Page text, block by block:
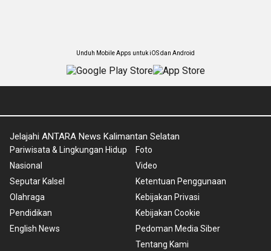
Unduh Mobile Apps untuk iOS dan Android
Jelajahi ANTARA News Kalimantan Selatan
Pariwisata & Lingkungan Hidup
Nasional
Seputar Kalsel
Olahraga
Pendidikan
English News
Foto
Video
Ketentuan Penggunaan
Kebijakan Privasi
Kebijakan Cookie
Pedoman Media Siber
Tentang Kami